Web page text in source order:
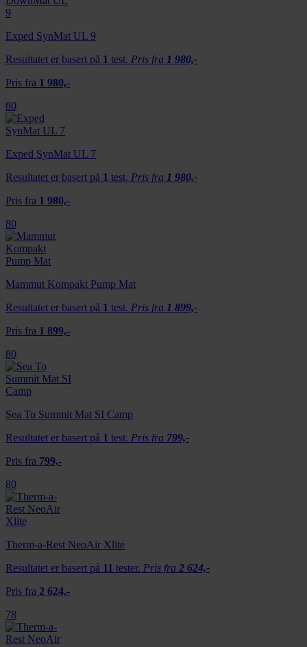
Exped SynMat UL 9
Resultatet er basert på 1 test. Pris fra 1 980,-
Pris fra 1 980,-
80
Exped SynMat UL 7
Resultatet er basert på 1 test. Pris fra 1 980,-
Pris fra 1 980,-
80
Mammut Kompakt Pump Mat
Resultatet er basert på 1 test. Pris fra 1 899,-
Pris fra 1 899,-
80
Sea To Summit Mat SI Camp
Resultatet er basert på 1 test. Pris fra 799,-
Pris fra 799,-
80
Therm-a-Rest NeoAir Xlite
Resultatet er basert på 11 tester. Pris fra 2 624,-
Pris fra 2 624,-
78